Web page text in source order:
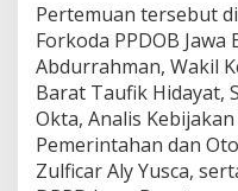
i
r
a
s
i
,
P
e
Pertemuan tersebut
Forkoda PPDOB
Abdurrahman, Wakil
Barat Taufik Hidayat,
Okta, Analis
Pemerintahan dan
Zulficar Aly Yusca,